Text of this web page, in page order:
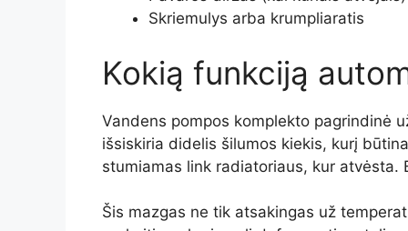
Skriemulys arba krumpliaratis
Kokią funkciją
Vandens pompos komplekto pagrindinė
išsiskiria didelis šilumos kiekis, kurį
stumiamas link radiatoriaus, kur atvėsta.
Šis mazgas ne tik atsakingas už